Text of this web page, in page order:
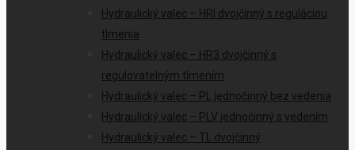
Hydraulický valec – HRI dvojčinný s reguláciou
tlmenia
Hydraulický valec – HR3 dvojčinný s
regulovatelným tlmením
Hydraulický valec – PL jednočinný bez vedenia
Hydraulický valec – PLV jednočinný s vedením
Hydraulický valec – TL dvojčinný